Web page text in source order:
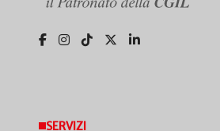
SERVIZI